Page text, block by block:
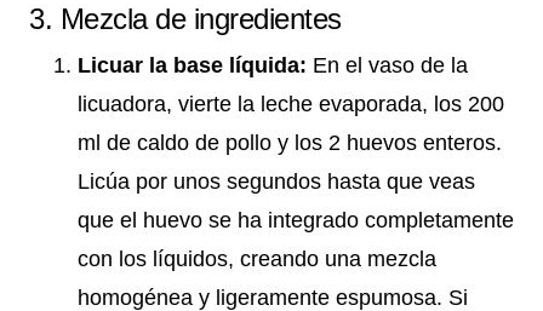
3. Mezcla de ingredientes
Licuar la base líquida: En el vaso de la
licuadora, vierte la leche evaporada, los 200
ml de caldo de pollo y los 2 huevos enteros.
Licúa por unos segundos hasta que veas
que el huevo se ha integrado completamente
con los líquidos, creando una mezcla
homogénea y ligeramente espumosa. Si